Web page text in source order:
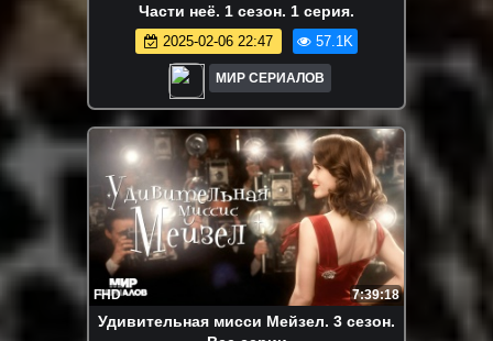
Части неё. 1 сезон. 1 серия.
2025-02-06 22:47 57.1K
МИР СЕРИАЛОВ
FHD 7:39:18
Удивительная мисси Мейзел. 3 сезон.